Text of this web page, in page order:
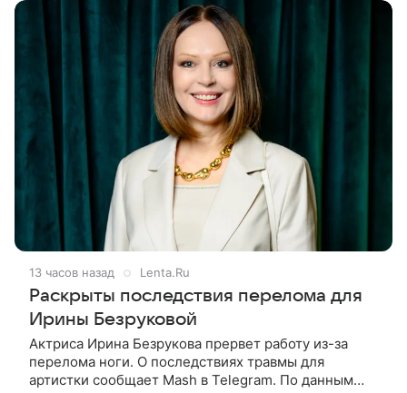
13 часов назад Lenta.Ru
Раскрыты последствия перелома для
Ирины Безруковой
Актриса Ирина Безрукова прервет работу из-за
перелома ноги. О последствиях травмы для
артистки сообщает Mash в Telegram. По данным